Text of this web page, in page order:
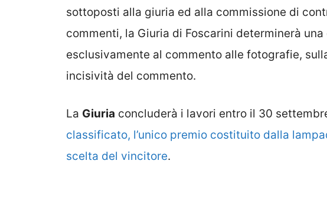
sottoposti alla giuria ed alla commissione di
commenti, la Giuria di Foscarini determinerà
esclusivamente al commento alle fotografie,
incisività del commento.
La Giuria concluderà i lavori entro il 30
classificato, l’unico premio costituito dalla
scelta del vincitore.